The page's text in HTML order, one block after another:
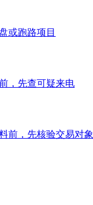
或跑路项目
，先查可疑来电
前，先核验交易对象